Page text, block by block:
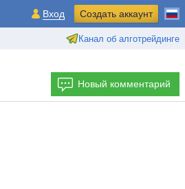
Канал об алготрейдинге
Вход Создать аккаунт
Новый комментарий